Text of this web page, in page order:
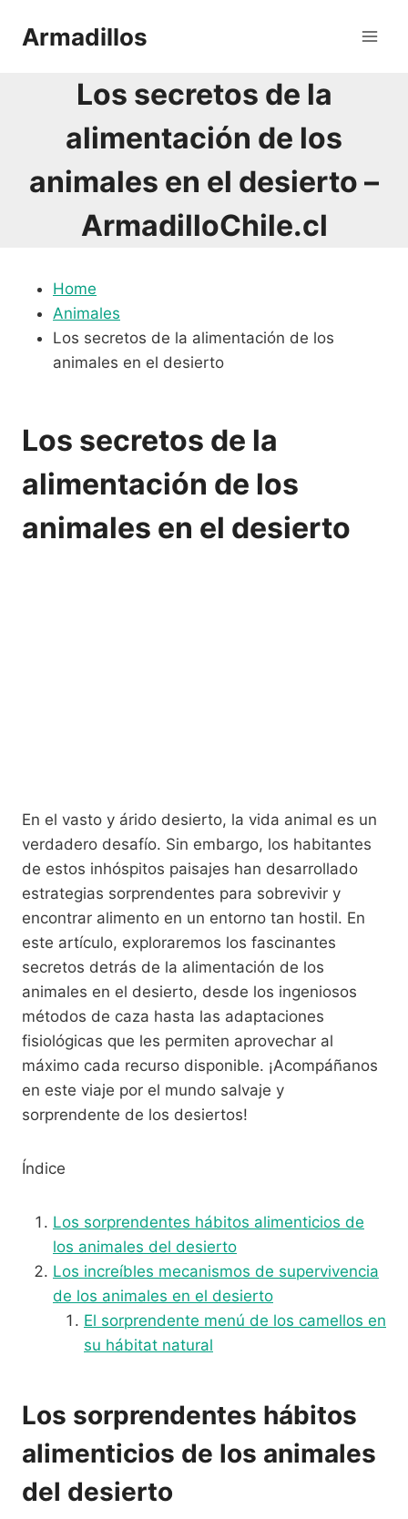
Armadillos
Los secretos de la
alimentación de los
animales en el desierto –
ArmadilloChile.cl
Home
Animales
Los secretos de la alimentación de los
animales en el desierto
Los secretos de la
alimentación de los
animales en el desierto
En el vasto y árido desierto, la vida animal es un
verdadero desafío. Sin embargo, los habitantes
de estos inhóspitos paisajes han desarrollado
estrategias sorprendentes para sobrevivir y
encontrar alimento en un entorno tan hostil. En
este artículo, exploraremos los fascinantes
secretos detrás de la alimentación de los
animales en el desierto, desde los ingeniosos
métodos de caza hasta las adaptaciones
fisiológicas que les permiten aprovechar al
máximo cada recurso disponible. ¡Acompáñanos
en este viaje por el mundo salvaje y
sorprendente de los desiertos!
Índice
Los sorprendentes hábitos alimenticios de
los animales del desierto
Los increíbles mecanismos de supervivencia
de los animales en el desierto
El sorprendente menú de los camellos en
su hábitat natural
Los sorprendentes hábitos
alimenticios de los animales
del desierto